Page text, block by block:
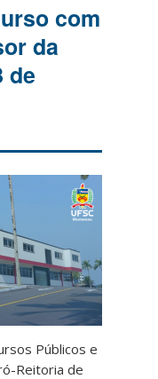
com
da
de
Públicos e
Reitoria de